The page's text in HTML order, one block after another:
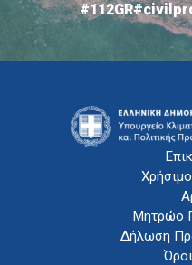
#112GR
Μητρώο
Δήλωση